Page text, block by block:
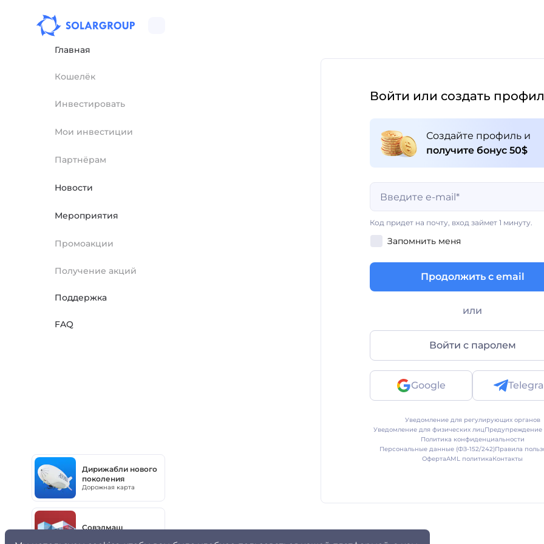
Главная
Кошелёк
Инвестировать
Мои инвестиции
Партнёрам
Новости
Мероприятия
Промоакции
Получение акций
Поддержка
FAQ
Дирижабли нового
поколения
Дорожная карта
Совэлмаш
Войти или создать
Создайте профиль и
получите бонус 50$
Код придет на почту, вход займет 1 минуту.
Поле обязательно для заполнения
Запомнить меня
Продолжить с email
или
Войти с паролем
Google
Уведомление для регулирующих органов
Уведомление для физических лицПредупреждение
Политика конфиденциальности
Персональные данные (ФЗ-152/242)Правила
ОфертаAML политикаКонтакты